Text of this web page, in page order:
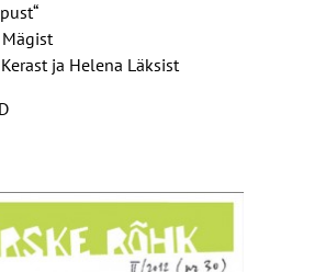
ja Helena Läksist